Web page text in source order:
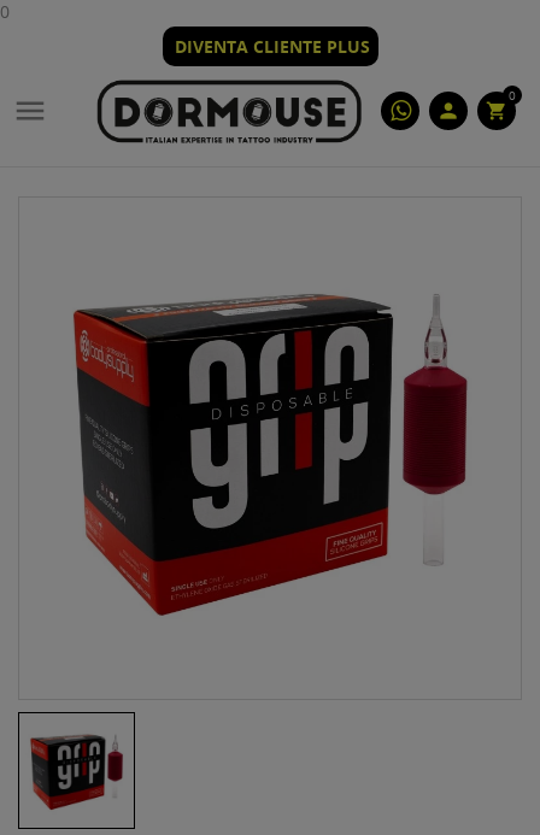
0
DIVENTA CLIENTE PLUS
 person shopping_cart
0